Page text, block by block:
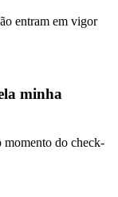
entram em vigor
minha
momento do check-